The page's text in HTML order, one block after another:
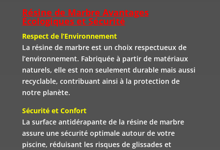
Résine de Marbre Avantages
Écologiques et Sécurité
Respect de l’Environnement
La résine de marbre est un choix respectueux de
l’environnement. Fabriquée à partir de matériaux
naturels, elle est non seulement durable mais aussi
recyclable, contribuant ainsi à la protection de
notre planète.
Sécurité et Confort
La surface antidérapante de la résine de marbre
assure une sécurité optimale autour de votre
piscine, réduisant les risques de glissades et